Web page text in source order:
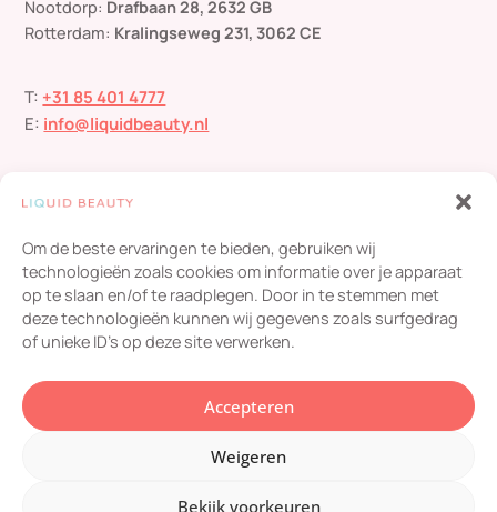
Om de beste ervaringen te bieden, gebruiken wij
technologieën zoals cookies om informatie over je apparaat
op te slaan en/of te raadplegen. Door in te stemmen met
deze technologieën kunnen wij gegevens zoals surfgedrag
of unieke ID's op deze site verwerken.
Accepteren
Weigeren
Bekijk voorkeuren
Nootdorp: Drafbaan 28, 2632 GB
Rotterdam: Kralingseweg 231, 3062 CE
T: +31 85 401 4777
E: info@liquidbeauty.nl
Liquid Beauty scoort een4,8 / 5op basis van454
beoordelingen
© 2024 Liquid Beauty – Alle rechten voorbehouden |
cookie policy
Klachtenregeling